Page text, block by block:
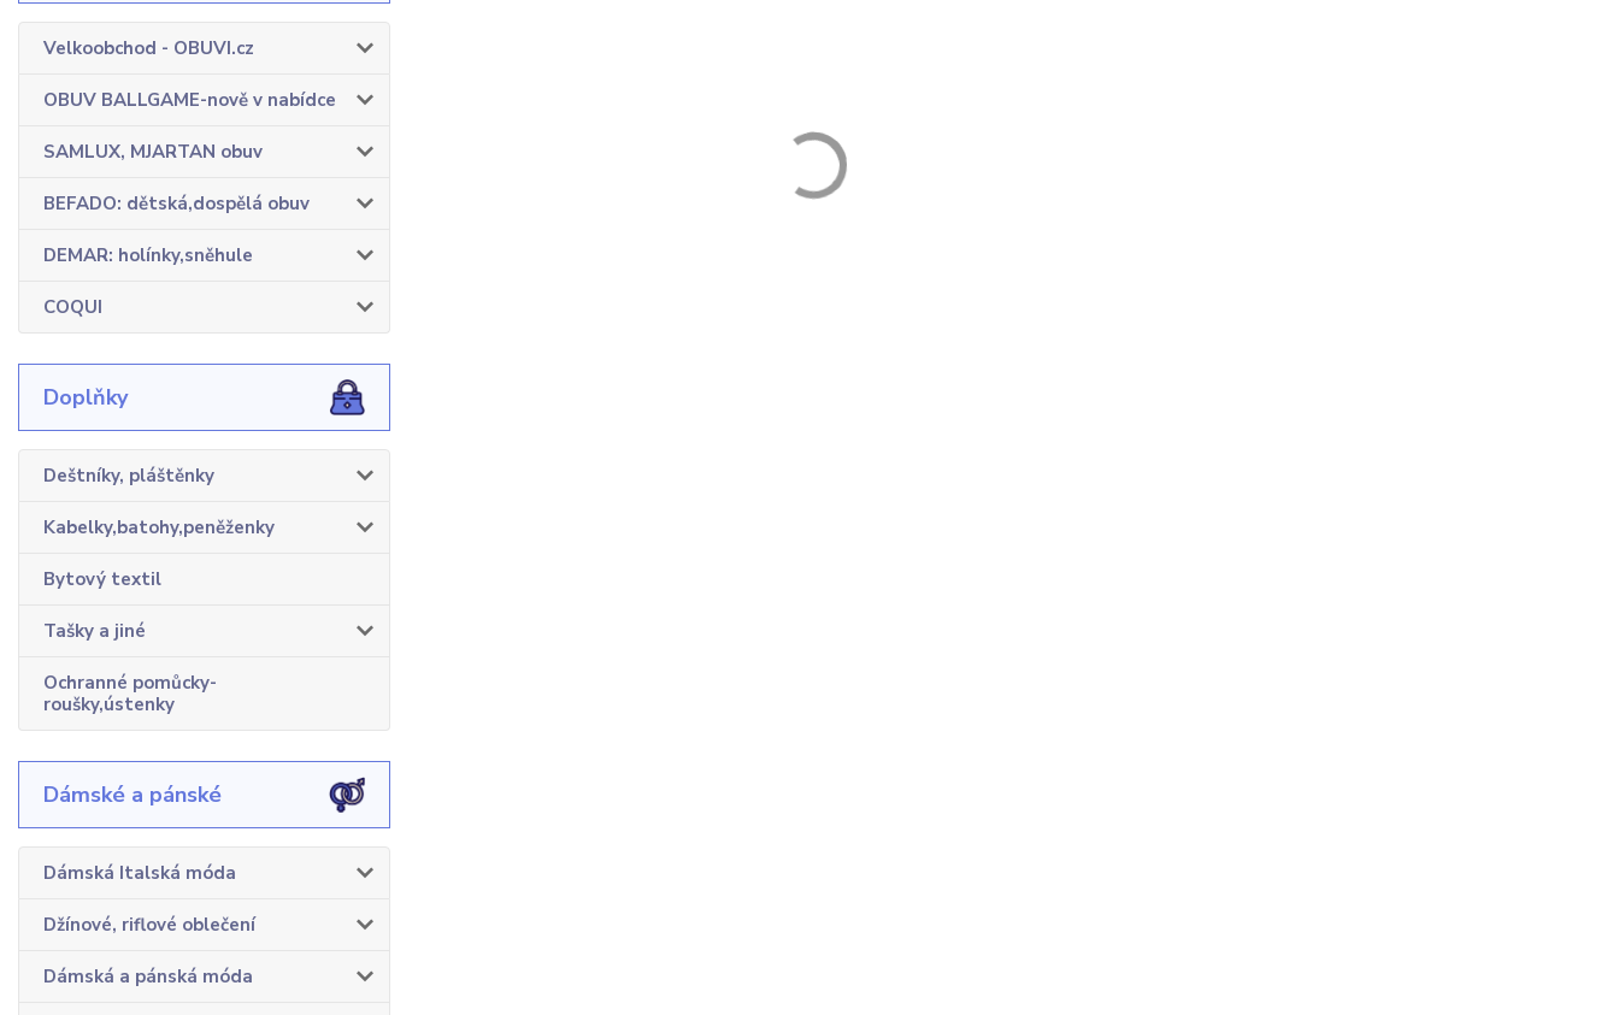
Velkoobchod - OBUVI.cz
OBUV BALLGAME-nově v nabídce
SAMLUX, MJARTAN obuv
BEFADO: dětská,dospělá obuv
DEMAR: holínky,sněhule
COQUI
Doplňky
Deštníky, pláštěnky
Kabelky,batohy,peněženky
Bytový textil
Tašky a jiné
Ochranné pomůcky-
roušky,ústenky
Dámské a pánské
Dámská Italská móda
Džínové, riflové oblečení
Dámská a pánská móda